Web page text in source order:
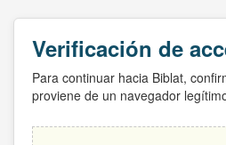
Verificación de
Para continuar hacia Biblat,
proviene de un navegador